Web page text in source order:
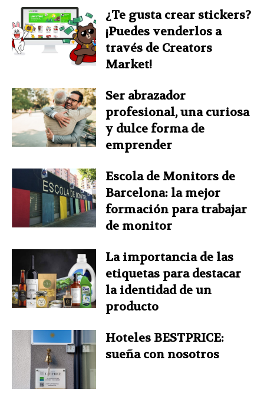
¿Te gusta crear stickers?
¡Puedes venderlos a
través de Creators
Market!
Ser abrazador
profesional, una curiosa
y dulce forma de
emprender
Escola de Monitors de
Barcelona: la mejor
formación para trabajar
de monitor
La importancia de las
etiquetas para destacar
la identidad de un
producto
Hoteles BESTPRICE:
sueña con nosotros